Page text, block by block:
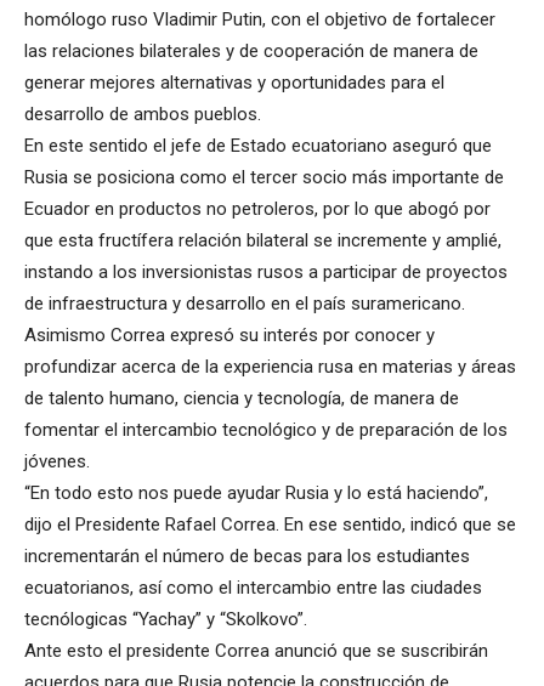
homólogo ruso Vladimir Putin, con el objetivo de fortalecer
las relaciones bilaterales y de cooperación de manera de
generar mejores alternativas y oportunidades para el
desarrollo de ambos pueblos.
En este sentido el jefe de Estado ecuatoriano aseguró que
Rusia se posiciona como el tercer socio más importante de
Ecuador en productos no petroleros, por lo que abogó por
que esta fructífera relación bilateral se incremente y amplié,
instando a los inversionistas rusos a participar de proyectos
de infraestructura y desarrollo en el país suramericano.
Asimismo Correa expresó su interés por conocer y
profundizar acerca de la experiencia rusa en materias y áreas
de talento humano, ciencia y tecnología, de manera de
fomentar el intercambio tecnológico y de preparación de los
jóvenes.
“En todo esto nos puede ayudar Rusia y lo está haciendo”,
dijo el Presidente Rafael Correa. En ese sentido, indicó que se
incrementarán el número de becas para los estudiantes
ecuatorianos, así como el intercambio entre las ciudades
tecnólogicas “Yachay” y “Skolkovo”.
Ante esto el presidente Correa anunció que se suscribirán